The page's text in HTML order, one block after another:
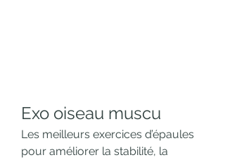
Exo oiseau muscu
Les meilleurs exercices d’épaules
pour améliorer la stabilité, la